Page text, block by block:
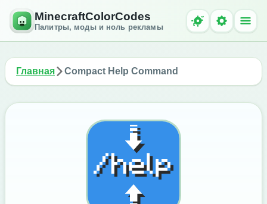
MinecraftColorCodes
Палитры, моды и ноль рекламы
Главная Compact Help Command